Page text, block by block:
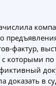
фактур,
с которыми
доказать в